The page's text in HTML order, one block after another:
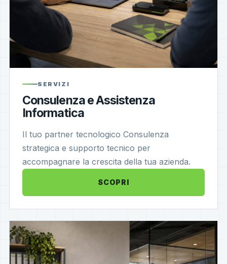
SERVIZI
Consulenza e Assistenza
Informatica
Il tuo partner tecnologico Consulenza
strategica e supporto tecnico per
accompagnare la crescita della tua azienda.
SCOPRI